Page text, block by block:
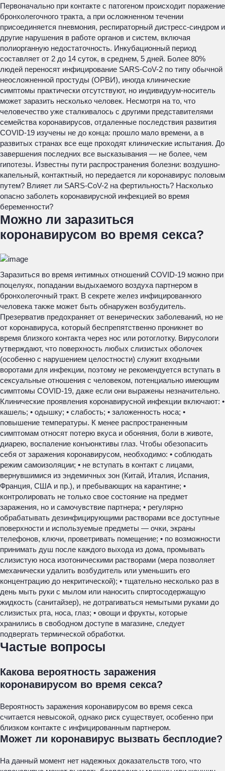
Первоначально при контакте с патогеном происходит поражение
бронхолегочного тракта, а при осложненном течении
присоединяется пневмония, респираторный дистресс-синдром и
другие нарушения в работе органов и систем, включая
полиорганную недостаточность. Инкубационный период
составляет от 2 до 14 суток, в среднем, 5 дней. Более 80%
людей переносят инфицирование SARS-CoV-2 по типу обычной
неосложненной простуды (ОРВИ), иногда клинические
симптомы практически отсутствуют, но индивидуум-носитель
может заразить несколько человек. Несмотря на то, что
человечество уже сталкивалось с другими представителями
семейства коронавирусов, отдаленные последствия развития
COVID-19 изучены не до конца: прошло мало времени, а в
развитых странах все еще проходят клинические испытания. До
завершения последних все высказывания — не более, чем
гипотезы. Известны пути распространения болезни: воздушно-
капельный, контактный, но передается ли коронавирус половым
путем? Влияет ли SARS-CoV-2 на фертильность? Насколько
опасно заболеть коронавирусной инфекцией во время
беременности?
Можно ли заразиться
коронавирусом во время секса?
Заразиться во время интимных отношений COVID-19 можно при
поцелуях, попадании выдыхаемого воздуха партнером в
бронхолегочный тракт. В секрете желез инфицированного
человека также может быть обнаружен возбудитель.
Презерватив предохраняет от венерических заболеваний, но не
от коронавируса, который беспрепятственно проникнет во
время близкого контакта через нос или ротоглотку. Вирусологи
утверждают, что поверхность любых слизистых оболочек
(особенно с нарушением целостности) служит входными
воротами для инфекции, поэтому не рекомендуется вступать в
сексуальные отношения с человеком, потенциально имеющим
симптомы COVID-19, даже если они выражены незначительно.
Клинические проявления коронавирусной инфекции включают: •
кашель; • одышку; • слабость; • заложенность носа; •
повышение температуры. К менее распространенным
симптомам относят потерю вкуса и обоняния, боли в животе,
диарею, воспаление конъюнктивы глаз. Чтобы обезопасить
себя от заражения коронавирусом, необходимо: • соблюдать
режим самоизоляции; • не вступать в контакт с лицами,
вернувшимися из эндемичных зон (Китай, Италия, Испания,
Франция, США и пр.), и пребывающих на карантине; •
контролировать не только свое состояние на предмет
заражения, но и самочувствие партнера; • регулярно
обрабатывать дезинфицирующими растворами все доступные
поверхности и используемые предметы — очки, экраны
телефонов, ключи, проветривать помещение; • по возможности
принимать душ после каждого выхода из дома, промывать
слизистую носа изотоническими растворами (мера позволяет
механически удалить возбудитель или уменьшить его
концентрацию до некритической); • тщательно несколько раз в
день мыть руки с мылом или наносить спиртосодержащую
жидкость (санитайзер), не дотрагиваться немытыми руками до
слизистых рта, носа, глаз; • овощи и фрукты, которые
хранились в свободном доступе в магазине, следует
подвергать термической обработки.
Частые вопросы
Какова вероятность заражения
коронавирусом во время секса?
Вероятность заражения коронавирусом во время секса
считается невысокой, однако риск существует, особенно при
близком контакте с инфицированным партнером.
Может ли коронавирус вызвать бесплодие?
На данный момент нет надежных доказательств того, что